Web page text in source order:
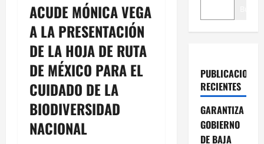
ACUDE MÓNICA VEGA
A LA PRESENTACIÓN
DE LA HOJA DE RUTA
DE MÉXICO PARA EL
CUIDADO DE LA
BIODIVERSIDAD
NACIONAL
PUBLICACIONES
RECIENTES
GARANTIZA
GOBIERNO
DE BAJA